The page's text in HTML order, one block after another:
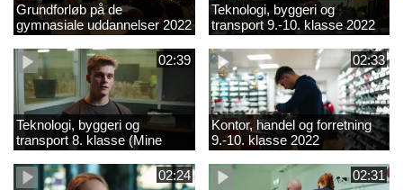
Grundforløb på de
gymnasiale uddannelser 2022
Teknologi, byggeri og
transport 9.-10. klasse 2022
02:39
Teknologi, byggeri og
transport 8. klasse (Mine
introkurser) 2022
02:33
Kontor, handel og forretning
9.-10. klasse 2022
02:24 02:31